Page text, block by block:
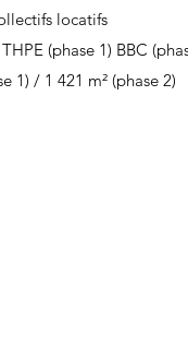
locatifs
(phase 1) BBC
1) / 1 421 m² (phase 2)